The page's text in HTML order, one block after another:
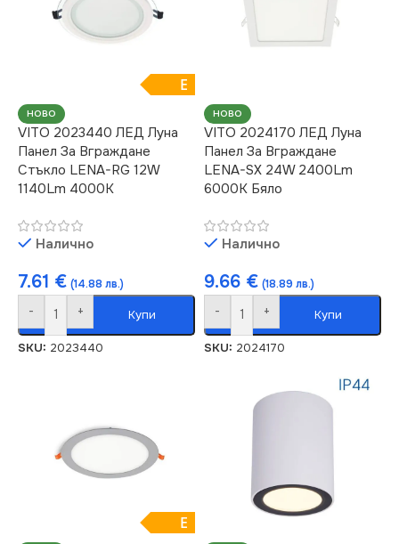
E
НОВО
VITO 2023440 ЛЕД Луна
Панел За Вграждане
Стъкло LENA-RG 12W
1140Lm 4000K
Налично
7.61 € (14.88 лв.)
- + Купи
SKU: 2023440
НОВО
VITO 2024170 ЛЕД Луна
Панел За Вграждане
LENA-SX 24W 2400Lm
6000K Бяло
Налично
9.66 € (18.89 лв.)
- + Купи
SKU: 2024170
E